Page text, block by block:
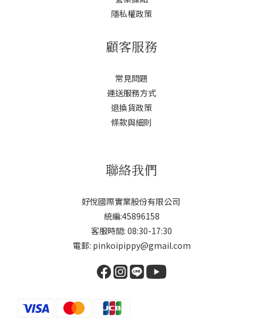
隱私權政策
顧客服務
常見問題
運送服務方式
退換貨政策
條款與細則
聯絡我們
好悅國際實業股份有限公司
統編:45896158
客服時間: 08:30-17:30
電郵: pinkoipippy@gmail.com